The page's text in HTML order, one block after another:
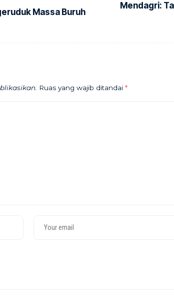
Massa Buruh
Mendagri:
Ruas yang wajib ditandai *